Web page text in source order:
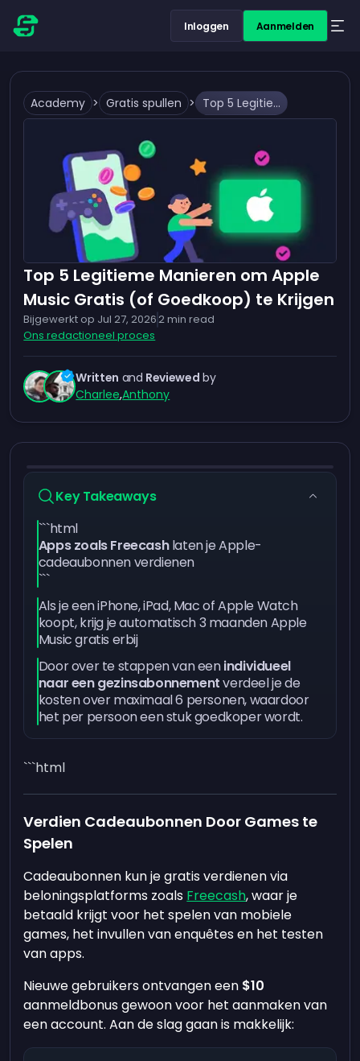
Inloggen Aanmelden
Academy > Gratis spullen > Top 5 Legitieme Manieren om Apple Music Gratis (of Goedkoop) te Krijgen
Top 5 Legitieme Manieren om Apple
Music Gratis (of Goedkoop) te Krijgen
Bijgewerkt op Jul 27, 20262min read
Ons redactioneel proces
Written and Reviewed by
Charlee,Anthony
Key Takeaways
```html
Apps zoals Freecashlaten je Apple-
cadeaubonnen verdienen
```
Als je een iPhone, iPad, Mac of Apple Watch
koopt, krijg je automatisch 3 maanden Apple
Music gratis erbij
Door over te stappen van eenindividueel
naar een gezinsabonnementverdeel je de
kosten over maximaal 6 personen, waardoor
het per persoon een stuk goedkoper wordt.
```html
Verdien Cadeaubonnen Door Games te
Spelen
Cadeaubonnen kun je gratis verdienen via
beloningsplatforms zoals Freecash, waar je
betaald krijgt voor het spelen van mobiele
games, het invullen van enquêtes en het testen
van apps.
Nieuwe gebruikers ontvangen een $10
aanmeldbonus gewoon voor het aanmaken van
een account. Aan de slag gaan is makkelijk: